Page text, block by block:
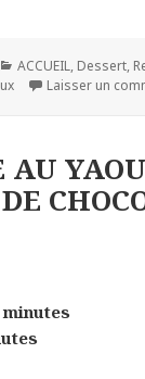
Catégories
ACCUEIL, Dessert,
Laisser un
AU